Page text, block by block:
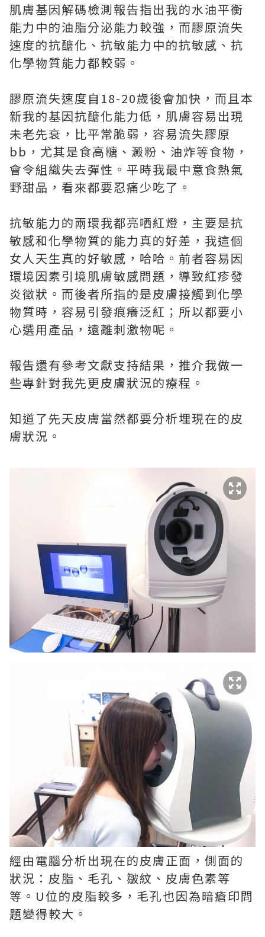
肌膚基因解碼檢測報告指出我的水油平衡
能力中的油脂分泌能力較強，而膠原流失
速度的抗醣化、抗敏能力中的抗敏感、抗
化學物質能力都較弱。
膠原流失速度自18-20歲後會加快，而且本
新我的基因抗醣化能力低，肌膚容易出現
未老先衰，比平常脆弱，容易流失膠原
bb，尤其是食高糖、澱粉、油炸等食物，
會令組織失去彈性。平時我最中意食熱氣
野甜品，看來都要忍痛少吃了。
抗敏能力的兩環我都亮哂紅燈，主要是抗
敏感和化學物質的能力真的好差，我這個
女人天生真的好敏感，哈哈。前者容易因
環境因素引境肌膚敏感問題，導致紅疹發
炎徵狀。而後者所指的是皮膚接觸到化學
物質時，容易引發痕癢泛紅；所以都要小
心選用產品，遠離刺激物呢。
報告還有參考文獻支持結果，推介我做一
些專針對我先更皮膚狀況的療程。
知道了先天皮膚當然都要分析埋現在的皮
膚狀況。
經由電腦分析出現在的皮膚正面，側面的
狀況：皮脂、毛孔、皺紋、皮膚色素等
等。U位的皮脂較多，毛孔也因為暗瘡印問
題變得較大。